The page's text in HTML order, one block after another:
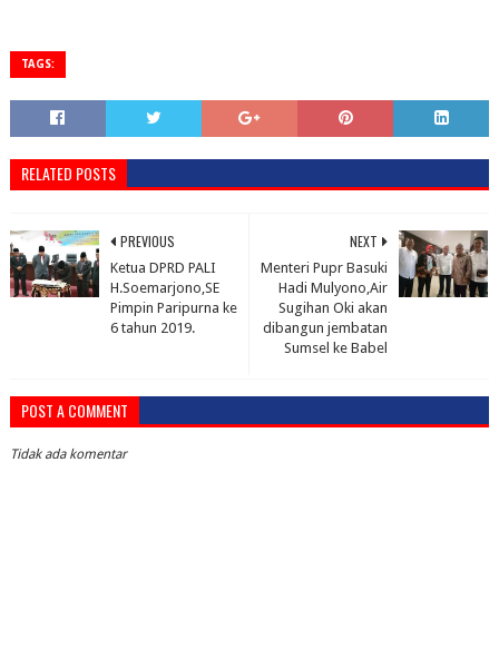
TAGS:
RELATED POSTS
NEXT
Menteri Pupr Basuki
Hadi Mulyono,Air
Sugihan Oki akan
dibangun jembatan
Sumsel ke Babel
PREVIOUS
Ketua DPRD PALI
H.Soemarjono,SE
Pimpin Paripurna ke
6 tahun 2019.
POST A COMMENT
Tidak ada komentar